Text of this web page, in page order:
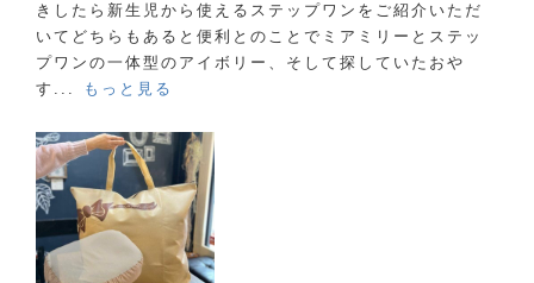
きしたら新生児から使えるステップワンをご紹介いただ
いてどちらもあると便利とのことでミアミリーとステッ
プワンの一体型のアイボリー、そして探していたおや
す...
もっと見る